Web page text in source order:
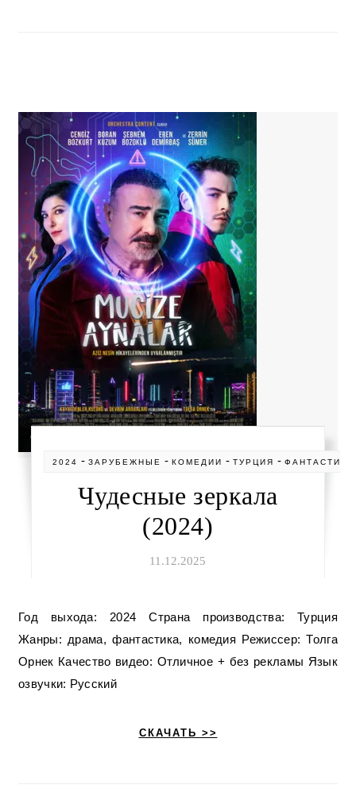
2024 -ЗАРУБЕЖНЫЕ -КОМЕДИИ -ТУРЦИЯ -ФАНТАСТИКА
Чудесные зеркала
(2024)
11.12.2025
Год выхода: 2024 Страна производства: Турция
Жанры: драма, фантастика, комедия Режиссер: Толга
Орнек Качество видео: Отличное + без рекламы Язык
озвучки: Русский
СКАЧАТЬ >>